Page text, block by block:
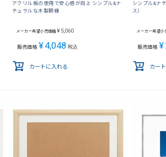
アクリル板の使用で安心感が向上 シンプル&ナ
チュラルな木製額縁
メーカー希望小売価格 ¥ 5,060
販売価格 ¥4,048 税込
カートに入れる
シンプル&ナ
ス）
メーカー希望小
販売価格 ¥
カー